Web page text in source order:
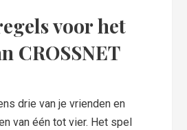
voor het
CROSSNET
drie van je vrienden en
van één tot vier. Het spel